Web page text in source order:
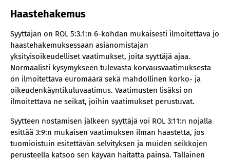
Haastehakemus
Syyttäjän on ROL 5:3.1:n 6-kohdan mukaisesti ilmoitettava jo
haastehakemuksessaan asianomistajan
yksityisoikeudelliset vaatimukset, joita syyttäjä ajaa.
Normaalisti kysymykseen tulevasta korvausvaatimuksesta
on ilmoitettava euromäärä sekä mahdollinen korko- ja
oikeudenkäyntikuluvaatimus. Vaatimusten lisäksi on
ilmoitettava ne seikat, joihin vaatimukset perustuvat.
Syytteen nostamisen jälkeen syyttäjä voi ROL 3:11:n nojalla
esittää 3:9:n mukaisen vaatimuksen ilman haastetta, jos
tuomioistuin esitettävän selvityksen ja muiden seikkojen
perusteella katsoo sen käyvän haitatta päinsä. Tällainen